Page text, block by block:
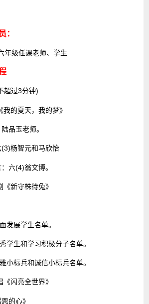
：
年级任课老师、学生
超过3分钟)
的夏天，我的梦》
品玉老师。
杨智元和马欣怡
六(4)翁文博。
新守株待兔》
发展学生名单。
学生和学习积极分子名单。
小标兵和诚信小标兵名单。
闪亮全世界》
的心》